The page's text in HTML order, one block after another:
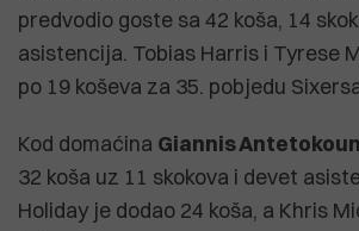
predvodio goste sa 42 koša, 14
asistencija. Tobias Harris i Tyrese
po 19 koševa za 35. pobjedu
Kod domaćina Giannis
32 koša uz 11 skokova i devet
Holiday je dodao 24 koša, a Khris